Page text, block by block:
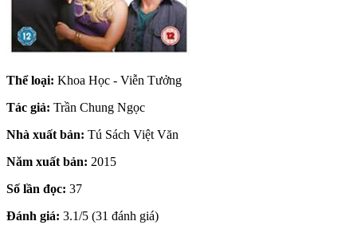
Thể loại: Khoa Học - Viễn Tưởng
Tác giả: Trần Chung Ngọc
Nhà xuất bản: Tú Sách Việt Văn
Năm xuất bản: 2015
Số lần đọc: 37
Đánh giá: 3.1/5 (31 đánh giá)